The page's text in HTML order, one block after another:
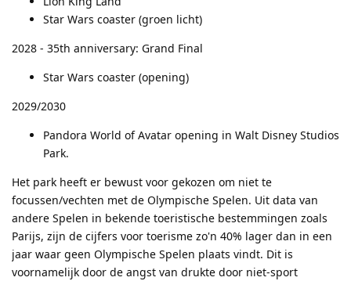
Star Wars coaster (groen licht)
2028 - 35th anniversary: Grand Final
Star Wars coaster (opening)
2029/2030
Pandora World of Avatar opening in Walt Disney Studios
Park.
Het park heeft er bewust voor gekozen om niet te
focussen/vechten met de Olympische Spelen. Uit data van
andere Spelen in bekende toeristische bestemmingen zoals
Parijs, zijn de cijfers voor toerisme zo'n 40% lager dan in een
jaar waar geen Olympische Spelen plaats vindt. Dit is
voornamelijk door de angst van drukte door niet-sport